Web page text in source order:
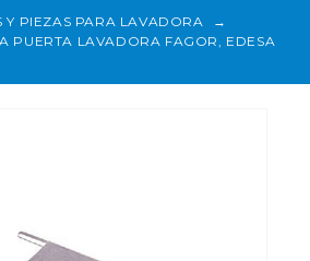
Y PIEZAS PARA LAVADORA
→
PUERTA LAVADORA FAGOR, EDESA